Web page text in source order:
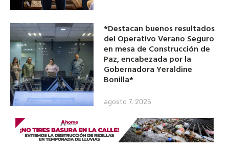
*Destacan buenos resultados
del Operativo Verano Seguro
en mesa de Construcción de
Paz, encabezada por la
Gobernadora Yeraldine
Bonilla*
agosto 7, 2026